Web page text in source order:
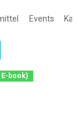
Events
book)